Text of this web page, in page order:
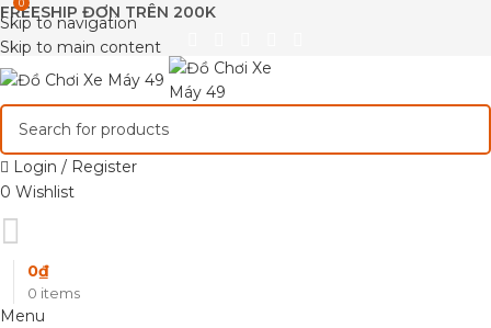
Skip to navigation
Skip to main content
FREESHIP ĐƠN TRÊN 200K
Login / Register
0 Wishlist
0 items
0₫
Menu
0